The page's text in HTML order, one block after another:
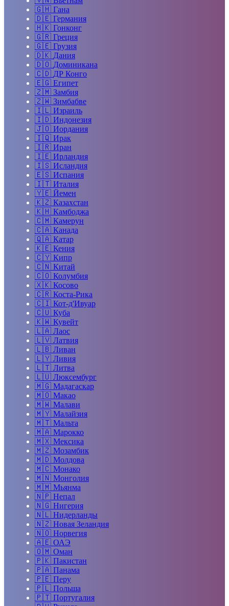
🇬🇭 Гана
🇩🇪 Германия
🇭🇰 Гонконг
🇬🇷 Греция
🇬🇪 Грузия
🇩🇰 Дания
🇩🇴 Доминикана
🇨🇩 ДР Конго
🇪🇬 Египет
🇿🇲 Замбия
🇿🇼 Зимбабве
🇮🇱 Израиль
🇮🇩 Индонезия
🇯🇴 Иордания
🇮🇶 Ирак
🇮🇷 Иран
🇮🇪 Ирландия
🇮🇸 Исландия
🇪🇸 Испания
🇮🇹 Италия
🇾🇪 Йемен
🇰🇿 Казахстан
🇰🇭 Камбоджа
🇨🇲 Камерун
🇨🇦 Канада
🇶🇦 Катар
🇰🇪 Кения
🇨🇾 Кипр
🇨🇳 Китай
🇨🇴 Колумбия
🇽🇰 Косово
🇨🇷 Коста-Рика
🇨🇮 Кот-д'Ивуар
🇨🇺 Куба
🇰🇼 Кувейт
🇱🇦 Лаос
🇱🇻 Латвия
🇱🇧 Ливан
🇱🇾 Ливия
🇱🇹 Литва
🇱🇺 Люксембург
🇲🇬 Мадагаскар
🇲🇴 Макао
🇲🇼 Малави
🇲🇾 Малайзия
🇲🇹 Мальта
🇲🇦 Марокко
🇲🇽 Мексика
🇲🇿 Мозамбик
🇲🇩 Молдова
🇲🇨 Монако
🇲🇳 Монголия
🇲🇲 Мьянма
🇳🇵 Непал
🇳🇬 Нигерия
🇳🇱 Нидерланды
🇳🇿 Новая Зеландия
🇳🇴 Норвегия
🇦🇪 ОАЭ
🇴🇲 Оман
🇵🇰 Пакистан
🇵🇦 Панама
🇵🇪 Перу
🇵🇱 Польша
🇵🇹 Португалия